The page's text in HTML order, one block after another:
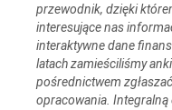
przewodnik, dzięki
interesujące nas
interaktywne dane
latach zamieściliśmy
pośrednictwem
opracowania.